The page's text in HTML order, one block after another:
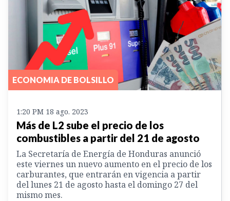
ECONOMIA DE BOLSILLO
1:20 PM 18 ago. 2023
Más de L2 sube el precio de los
combustibles a partir del 21 de agosto
La Secretaría de Energía de Honduras anunció
este viernes un nuevo aumento en el precio de los
carburantes, que entrarán en vigencia a partir
del lunes 21 de agosto hasta el domingo 27 del
mismo mes.